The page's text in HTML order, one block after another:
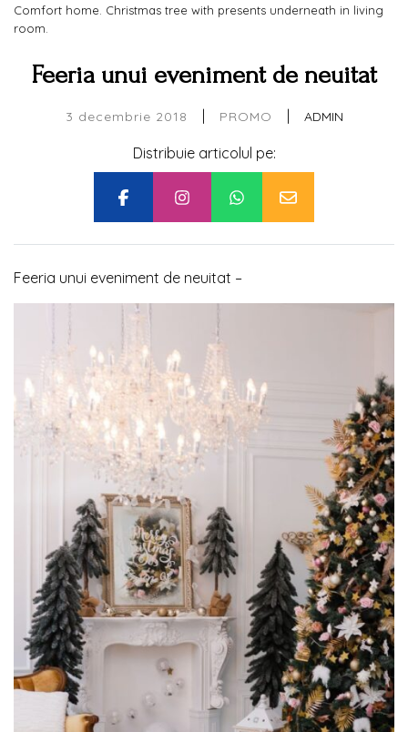
Comfort home. Christmas tree with presents underneath in living
room.
Feeria unui eveniment de neuitat
3 decembrie 2018 PROMO ADMIN
Distribuie articolul pe:
Feeria unui eveniment de neuitat –